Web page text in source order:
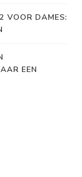
VOOR DAMES:
EEN